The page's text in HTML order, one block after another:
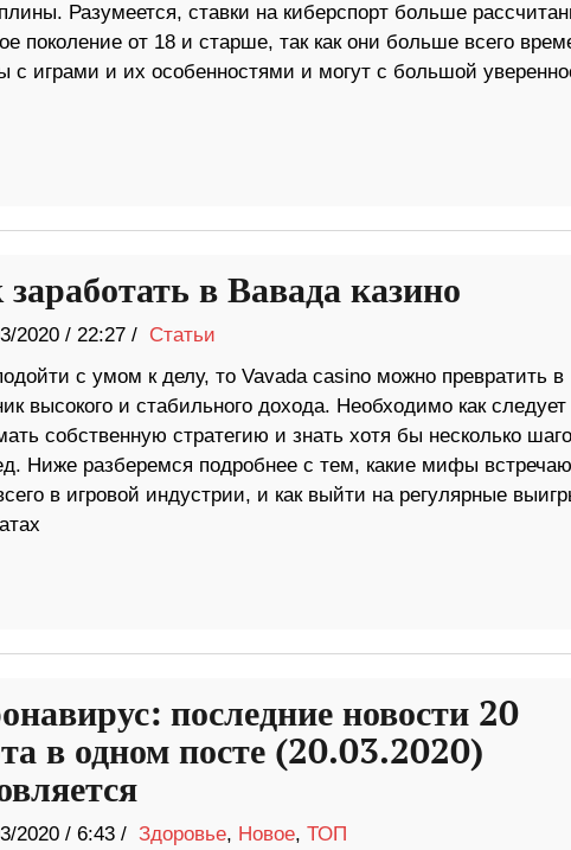
Разумеется, ставки на киберспорт больше
поколение от 18 и старше, так как они больше всего
с играми и их особенностями и могут с большой
в Вавада казино
2020/ 22:27 / Статьи
с умом к делу, то Vavada casino можно превратить в
высокого и стабильного дохода. Необходимо как следует
собственную стратегию и знать хотя бы несколько
Ниже разберемся подробнее с тем, какие мифы
в игровой индустрии, и как выйти на регулярные
последние новости 20
в одном посте (20.03.2020)
2020/ 6:43 / Здоровье, Новое, ТОП